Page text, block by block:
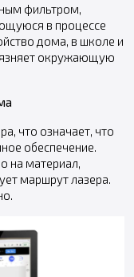
фильтром,
в процессе
дома, в школе и
окружающую
что означает, что
обеспечение.
на материал,
маршрут лазера.